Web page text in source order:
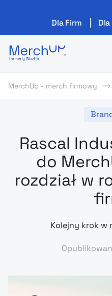
Dla Firm
Odzież reklamowa z
MerchUp - merch firmowy
Rascal
do
rozdział w
Kolejny krok w